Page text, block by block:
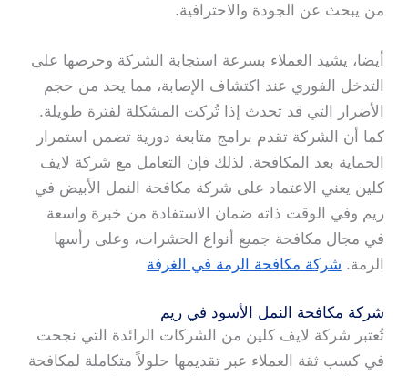
من يبحث عن الجودة والاحترافية.
أيضا، يشيد العملاء بسرعة استجابة الشركة وحرصها على
التدخل الفوري عند اكتشاف الإصابة، مما يحد من حجم
الأضرار التي قد تحدث إذا تُركت المشكلة لفترة طويلة.
كما أن الشركة تقدم برامج متابعة دورية تضمن استمرار
الحماية بعد المكافحة. لذلك فإن التعامل مع شركة لايف
كلين يعني الاعتماد على شركة مكافحة النمل الأبيض في
ريم وفي الوقت ذاته ضمان الاستفادة من خبرة واسعة
في مجال مكافحة جميع أنواع الحشرات، وعلى رأسها
الرمة. شركة مكافحة الرمة في الغرفة
شركة مكافحة النمل الأسود في ريم
تُعتبر شركة لايف كلين من الشركات الرائدة التي نجحت
في كسب ثقة العملاء عبر تقديمها حلولاً متكاملة لمكافحة